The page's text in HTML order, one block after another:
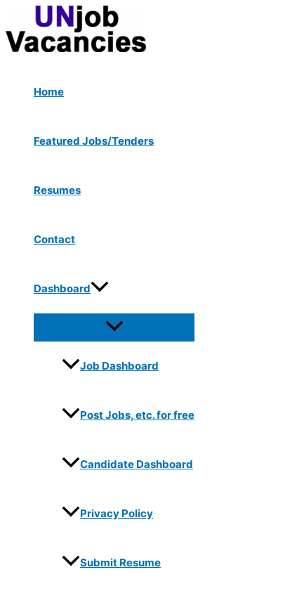
content
Home
Featured Jobs/Tenders
Resumes
Contact
Dashboard
Menu
Toggle
Job Dashboard
Post Jobs, etc. for free
Candidate Dashboard
Privacy Policy
Submit Resume
navigation